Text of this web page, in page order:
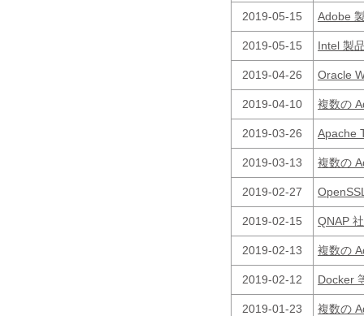
2019-05-15 Adobe
2019-05-15 Intel 製
2019-04-26 Oracle
2019-04-10 複数の
2019-03-26 Apache
2019-03-13 複数の
2019-02-27
2019-02-15 QNAP
2019-02-13 複数の
2019-02-12 Docker
2019-01-23 複数の